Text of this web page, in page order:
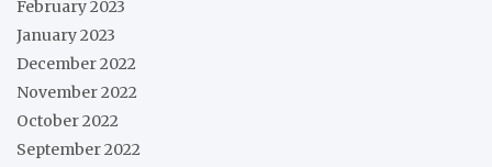
February 2023
January 2023
December 2022
November 2022
October 2022
September 2022